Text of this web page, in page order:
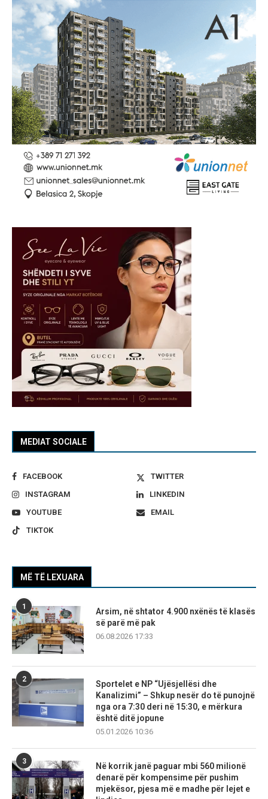
MEDIAT SOCIALE
FACEBOOK
TWITTER
INSTAGRAM
LINKEDIN
YOUTUBE
EMAIL
TIKTOK
MË TË LEXUARA
1
Arsim, në shtator 4.900 nxënës të klasës
së parë më pak
06.08.2026 17:33
2
Sportelet e NP “Ujësjellësi dhe
Kanalizimi” – Shkup nesër do të punojnë
nga ora 7:30 deri në 15:30, e mërkura
është ditë jopune
05.01.2026 10:36
3
Në korrik janë paguar mbi 560 milionë
denarë për kompensime për pushim
mjekësor, pjesa më e madhe për lejet e